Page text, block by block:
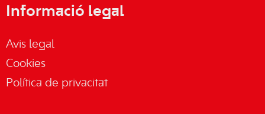
Informació legal
Avis legal
Cookies
Política de privacitat